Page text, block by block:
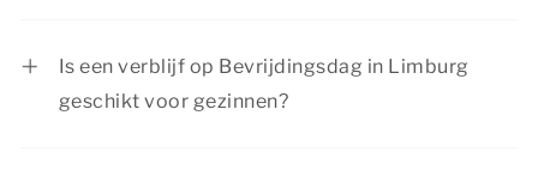
Is een verblijf op Bevrijdingsdag in Limburg
geschikt voor gezinnen?